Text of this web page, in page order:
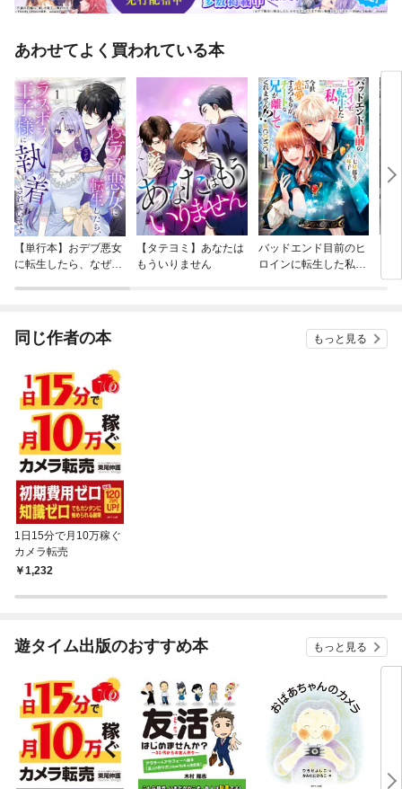
あわせてよく買われている本
【単行本】おデブ悪女
に転生したら、なぜか
【タテヨミ】あなたは
もういりません
バッドエンド目前のヒ
ロインに転生した私、
同じ作者の本 もっと見る
1日15分で月10万稼ぐ
カメラ転売
1,232
遊タイム出版のおすすめ本 もっと見る